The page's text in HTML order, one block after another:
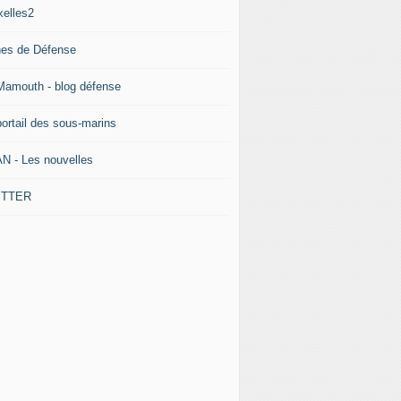
de Défense
- blog défense
des sous-marins
- Les nouvelles